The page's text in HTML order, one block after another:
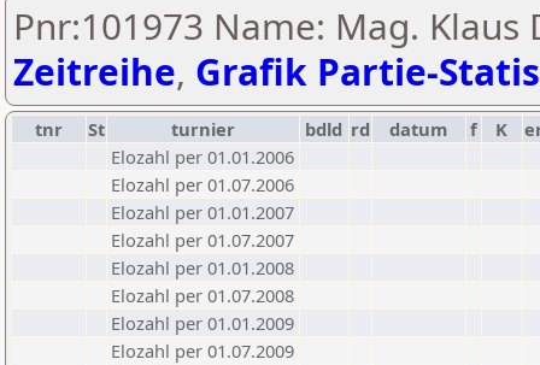
Pnr:101973 Name: Mag. Klaus
Zeitreihe, Grafik Partie-
tnr St turnier bdld rd datum f K
Elozahl per 01.01.2006
Elozahl per 01.07.2006
Elozahl per 01.01.2007
Elozahl per 01.07.2007
Elozahl per 01.01.2008
Elozahl per 01.07.2008
Elozahl per 01.01.2009
Elozahl per 01.07.2009